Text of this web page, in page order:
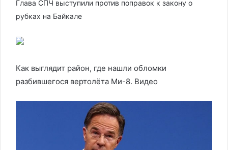
Глава СПЧ выступили против поправок к закону о
рубках на Байкале
Как выглядит район, где нашли обломки
разбившегося вертолёта Ми-8. Видео